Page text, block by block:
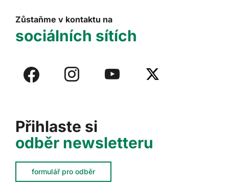
Přihlaste si
odběr newsletteru
formulář pro odběr
Zůstaňme v kontaktu na
sociálních sítích